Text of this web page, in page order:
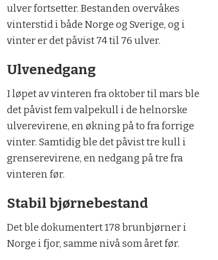
ulver fortsetter. Bestanden overvåkes
vinterstid i både Norge og Sverige, og i
vinter er det påvist 74 til 76 ulver.
Ulvenedgang
I løpet av vinteren fra oktober til mars ble
det påvist fem valpekull i de helnorske
ulverevirene, en økning på to fra forrige
vinter. Samtidig ble det påvist tre kull i
grenserevirene, en nedgang på tre fra
vinteren før.
Stabil bjørnebestand
Det ble dokumentert 178 brunbjørner i
Norge i fjor, samme nivå som året før.